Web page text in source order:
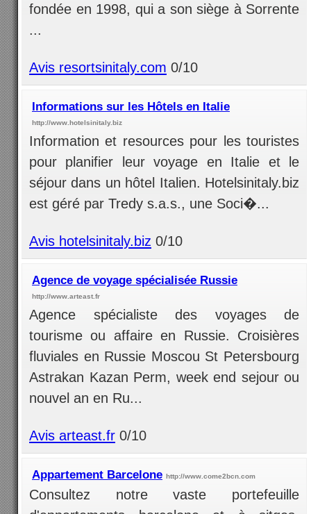
fondée en 1998, qui a son siège à Sorrente
...
Avis resortsinitaly.com 0/10
Informations sur les Hôtels en Italie
http://www.hotelsinitaly.biz
Information et resources pour les touristes
pour planifier leur voyage en Italie et le
séjour dans un hôtel Italien. Hotelsinitaly.biz
est géré par Tredy s.a.s., une Soci�...
Avis hotelsinitaly.biz 0/10
Agence de voyage spécialisée Russie
http://www.arteast.fr
Agence spécialiste des voyages de
tourisme ou affaire en Russie. Croisières
fluviales en Russie Moscou St Petersbourg
Astrakan Kazan Perm, week end sejour ou
nouvel an en Ru...
Avis arteast.fr 0/10
Appartement Barcelone http://www.come2bcn.com
Consultez notre vaste portefeuille